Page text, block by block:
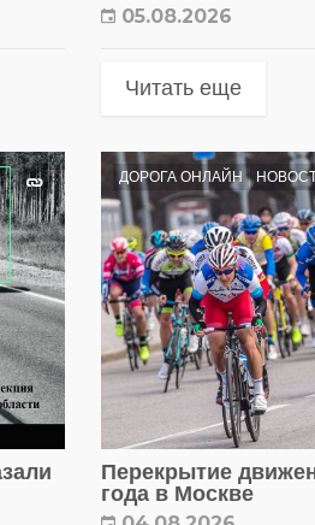
05.08.2026
Читать еще
ДОРОГА ОНЛАЙН
Перекрытие
года в Москве